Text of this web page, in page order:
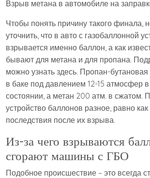
Взрыв метана в автомобиле на
Чтобы понять причину такого финала,
уточнить, что в авто с газобаллонной
взрывается именно баллон, а как
бывают для метана и для пропана.
можно узнать здесь. Пропан-
в баке под давлением 12-15 атмосфер
состоянии, а метан 200 атм. в сжатом.
устройство баллонов разное, равно
последствия после их взрыва.
Из-за чего взрываются
сгорают машины с ГБО
Подобное происшествие – это всегда